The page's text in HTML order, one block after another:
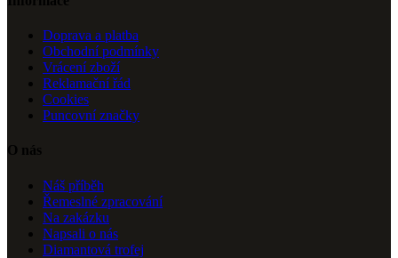
Doprava a platba
Obchodní podmínky
Vrácení zboží
Reklamační řád
Cookies
Puncovní značky
O nás
Náš příběh
Řemeslné zpracování
Na zakázku
Napsali o nás
Diamantová trofej